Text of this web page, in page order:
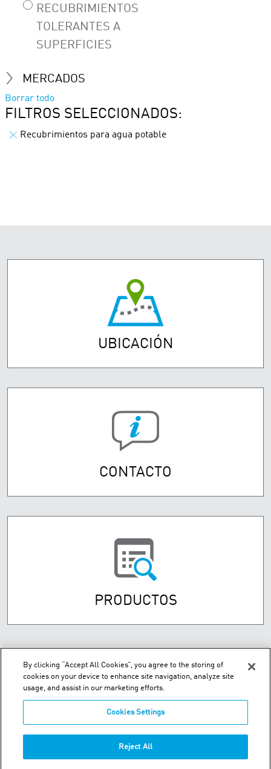
RECUBRIMIENTOS
TOLERANTES A
SUPERFICIES
MERCADOS
Borrar todo
FILTROS SELECCIONADOS:
Recubrimientos para agua potable
UBICACIÓN
CONTACTO
PRODUCTOS
Street Numancia 185-187, Entresuelo 08034 Barcelona Spain
Teléfono:+34.93.209.60.19
By clicking “Accept All Cookies”, you agree to the storing of
cookies on your device to enhance site navigation, analyze site
usage, and assist in our marketing efforts.
Cookies Settings
Reject All